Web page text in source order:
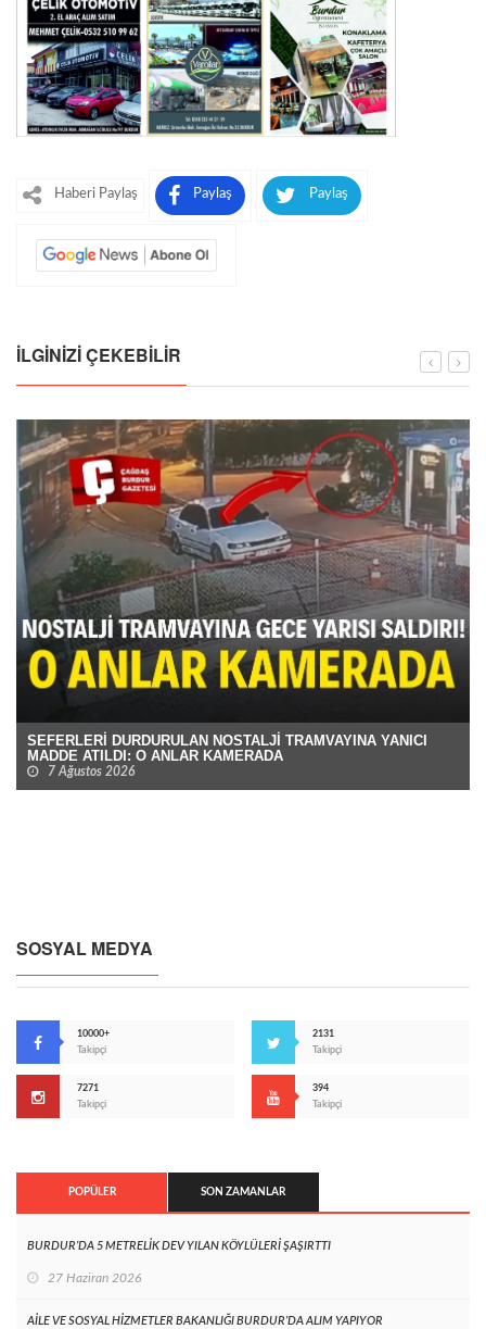
Haberi Paylaş Paylaş Paylaş
İLGINIZI ÇEKEBILIR
SEFERLERİ DURDURULAN NOSTALJİ TRAMVAYINA YANICI
MADDE ATILDI: O ANLAR KAMERADA
7 Ağustos 2026
SOSYAL MEDYA
10000+
Takipçi
2131
Takipçi
7271
Takipçi
394
Takipçi
POPÜLER SON ZAMANLAR
BURDUR’DA 5 METRELİK DEV YILAN KÖYLÜLERİ ŞAŞIRTTI
27 Haziran 2026
AİLE VE SOSYAL HİZMETLER BAKANLIĞI BURDUR’DA ALIM YAPIYOR